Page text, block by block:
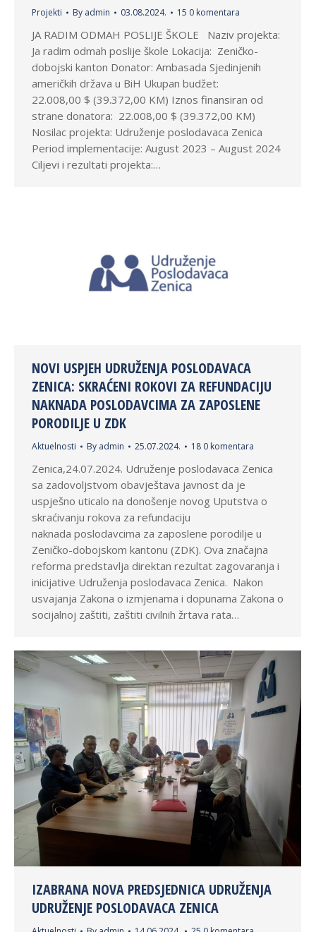
Projekti By admin 03.08.2024. 15 0 komentara
JA RADIM ODMAH POSLIJE ŠKOLE Naziv projekta:
Ja radim odmah poslije škole Lokacija: Zeničko-
dobojski kanton Donator: Ambasada Sjedinjenih
američkih država u BiH Ukupan budžet:
22.008,00 $ (39.372,00 KM) Iznos finansiran od
strane donatora: 22.008,00 $ (39.372,00 KM)
Nosilac projekta: Udruženje poslodavaca Zenica
Period implementacije: August 2023 – August 2024
Ciljevi i rezultati projekta:…
NOVI USPJEH UDRUŽENJA POSLODAVACA
ZENICA: SKRAĆENI ROKOVI ZA REFUNDACIJU
NAKNADA POSLODAVCIMA ZA ZAPOSLENE
PORODILJE U ZDK
Aktuelnosti By admin 25.07.2024. 18 0 komentara
Zenica,24.07.2024. Udruženje poslodavaca Zenica
sa zadovoljstvom obavještava javnost da je
uspješno uticalo na donošenje novog Uputstva o
skraćivanju rokova za refundaciju
naknada poslodavcima za zaposlene porodilje u
Zeničko-dobojskom kantonu (ZDK). Ova značajna
reforma predstavlja direktan rezultat zagovaranja i
inicijative Udruženja poslodavaca Zenica. Nakon
usvajanja Zakona o izmjenama i dopunama Zakona o
socijalnoj zaštiti, zaštiti civilnih žrtava rata…
IZABRANA NOVA PREDSJEDNICA UDRUŽENJA
UDRUŽENJE POSLODAVACA ZENICA